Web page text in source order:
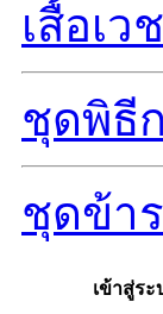
เสื้อเ
ชุดพิธี
ชุดข้า
เข้าสู่ระ